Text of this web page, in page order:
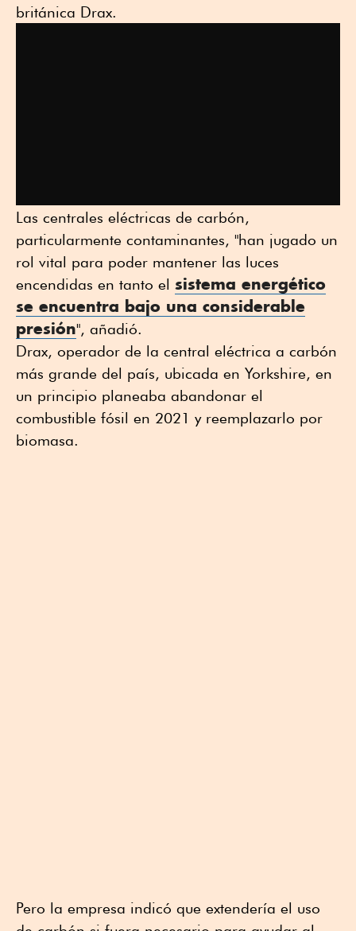
británica Drax.
Las centrales eléctricas de carbón,
particularmente contaminantes, "han jugado un
rol vital para poder mantener las luces
encendidas en tanto el sistema energético
se encuentra bajo una considerable
presión", añadió.
Drax, operador de la central eléctrica a carbón
más grande del país, ubicada en Yorkshire, en
un principio planeaba abandonar el
combustible fósil en 2021 y reemplazarlo por
biomasa.
Pero la empresa indicó que extendería el uso